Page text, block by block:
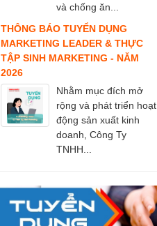
và chống ăn...
THÔNG BÁO TUYỂN DỤNG
MARKETING LEADER & THỰC
TẬP SINH MARKETING - NĂM
2026
Nhằm mục đích mở
rộng và phát triển hoạt
động sản xuất kinh
doanh, Công Ty
TNHH...